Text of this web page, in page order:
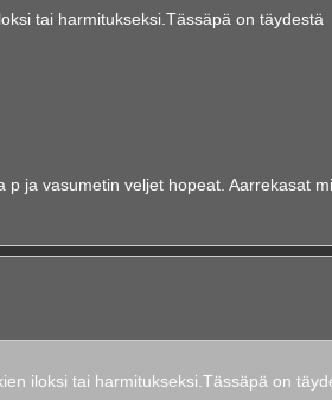
tai harmitukseksi.Tässäpä on täydestä
ja vasumetin veljet hopeat. Aarrekasat
iloksi tai harmitukseksi.Tässäpä on